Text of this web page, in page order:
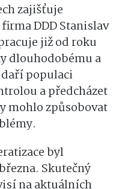
zajišťuje
DDD Stanislav
již od roku
dlouhodobému a
populaci
a předcházet
mohlo způsobovat
byl
Skutečný
na aktuálních